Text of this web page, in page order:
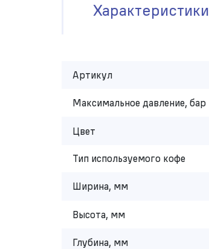
Характеристики
Артикул
Максимальное давление, бар
Цвет
Тип используемого кофе
Ширина, мм
Высота, мм
Глубина, мм